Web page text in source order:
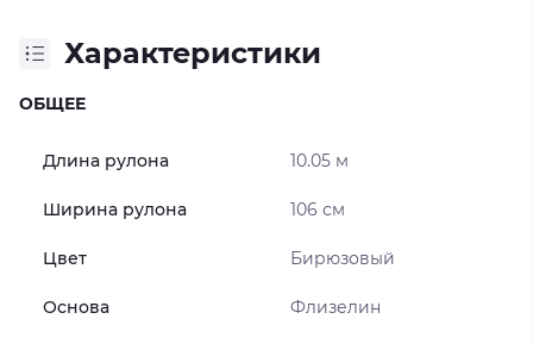
Характеристики
ОБЩЕЕ
Длина рулона 10.05 м
Ширина рулона 106 см
Цвет Бирюзовый
Основа Флизелин